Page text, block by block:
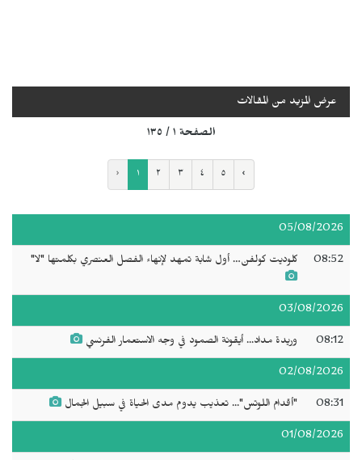
عرض المزيد من المقالات
الصفحة ١ / ١٣٥
‹ ١ ٢ ٣ ٤ ٥ ›
05/08/2026
08:52 كلوديت كولفن… أول شابة تمهد لإنهاء الفصل العنصري بكلمتها "لا"
03/08/2026
08:12 وريدة مداد... أيقونة الصمود في وجه الاستعمار الفرنسي
02/08/2026
08:31 "أقدام اللوتس"... تعذيب يدوم مدى الحياة في سبيل الجمال
01/08/2026